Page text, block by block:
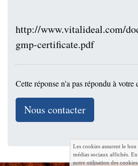
http://www.vitalideal.com/
gmp-certificate.pdf
Cette réponse n'a pas répondu à votre
Nous contacter
Les cookies assurent le
médias sociaux affichés.
notre utilisation des